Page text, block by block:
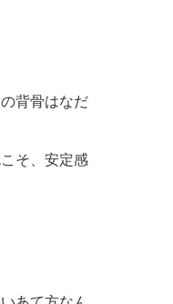
背骨はなだ
そ、安定感